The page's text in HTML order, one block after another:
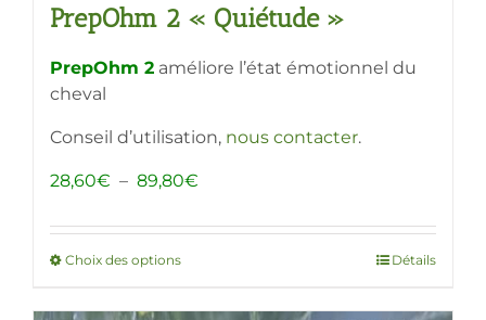
PrepOhm 2 « Quiétude »
PrepOhm 2 améliore l’état émotionnel du
cheval
Conseil d’utilisation, nous contacter.
28,60€ – 89,80€
prix :
89,80€
Choix des optionsCe
a
Détails